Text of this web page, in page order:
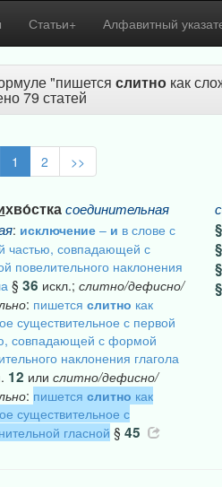
Статьи+ Алфавитный
"пишется слитнокак
79 статей
1 2 >>
хво́стка соединительная
: исключение– и в слове с
частью, совпадающей с
повелительного наклонения
§ 36 искл.; слитно/дефисно/
: пишется слитно как
существительное с первой
совпадающей с формой
наклонения глагола
12 или слитно/дефисно/
: пишется слитно как
существительное с
гласной § 45